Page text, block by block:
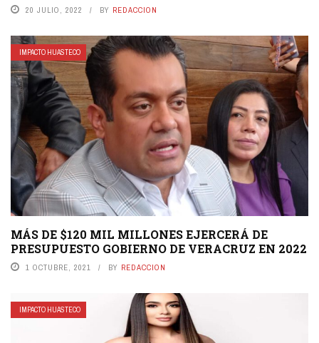
20 JULIO, 2022 BY REDACCION
IMPACTO HUASTECO
MÁS DE $120 MIL MILLONES EJERCERÁ DE
PRESUPUESTO GOBIERNO DE VERACRUZ EN 2022
1 OCTUBRE, 2021 BY REDACCION
IMPACTO HUASTECO